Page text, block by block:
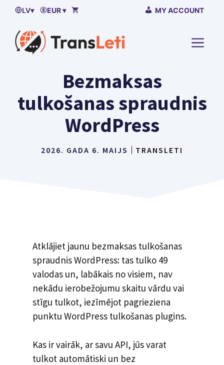
Pāriet
saturu
LV▾ EUR ▾ MY ACCOUNT
Bezmaksas
tulkošanas spraudnis
WordPress
2026. GADA 6. MAIJS TRANSLETI
Atklājiet jaunu bezmaksas tulkošanas
spraudnis WordPress: tas tulko 49
valodas un, labākais no visiem, nav
nekādu ierobežojumu skaitu vārdu vai
stīgu tulkot, iezīmējot pagrieziena
punktu WordPress tulkošanas plugins.
Kas ir vairāk, ar savu API, jūs varat
tulkot automātiski un bez